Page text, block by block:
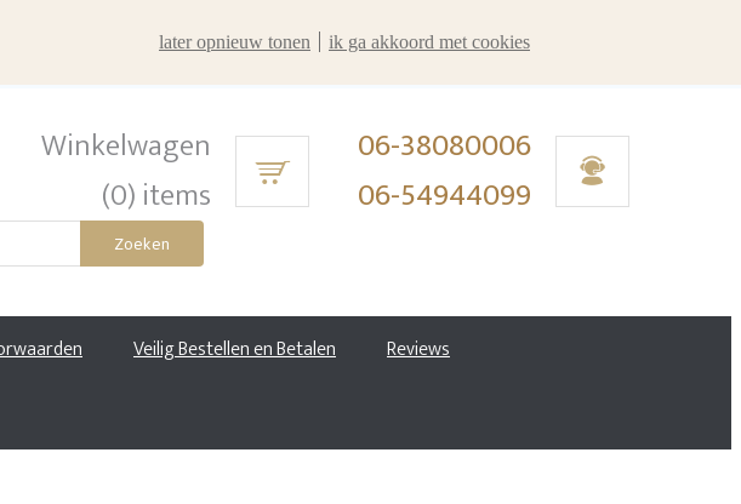
Winkelwagen
(0) items
06-38080006
06-54944099
Zoeken
Veilig Bestellen en Betalen Reviews
later opnieuw tonen
ik ga akkoord met cookies